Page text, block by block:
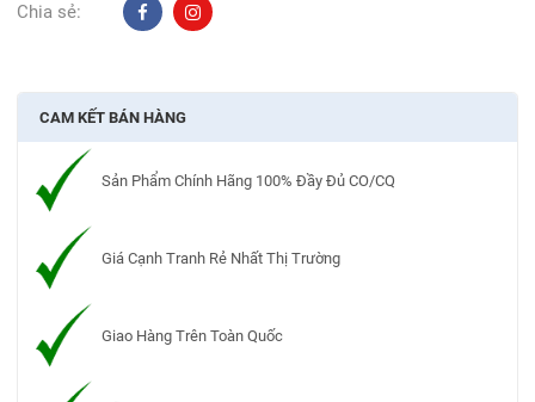
Chia sẻ:
CAM KẾT BÁN HÀNG
Sản Phẩm Chính Hãng 100% Đầy Đủ CO/CQ
Giá Cạnh Tranh Rẻ Nhất Thị Trường
Giao Hàng Trên Toàn Quốc